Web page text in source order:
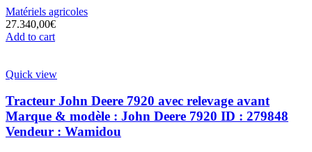
Matériels agricoles
27.340,00€
Add to cart
Quick view
Tracteur John Deere 7920 avec relevage avant
Marque & modèle : John Deere 7920 ID : 279848
Vendeur : Wamidou